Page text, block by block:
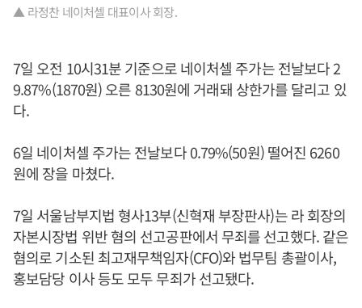
▲ 라정찬 네이처셀 대표이사 회장.
7일 오전 10시31분 기준으로 네이처셀 주가는 전날보다 2
9.87%(1870원) 오른 8130원에 거래돼 상한가를 달리고 있
다.
6일 네이처셀 주가는 전날보다 0.79%(50원) 떨어진 6260
원에 장을 마쳤다.
7일 서울남부지법 형사13부(신혁재 부장판사)는 라 회장의
자본시장법 위반 혐의 선고공판에서 무죄를 선고했다. 같은
혐의로 기소된 최고재무책임자(CFO)와 법무팀 총괄이사,
홍보담당 이사 등도 모두 무죄가 선고됐다.